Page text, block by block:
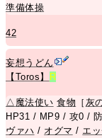
準備体操
42
妄想うどん
【Toros】
R
△ 魔法使い 食物 ［ 灰
HP31 / MP9 / 攻0 /
ヴァハ / オグマ / エ